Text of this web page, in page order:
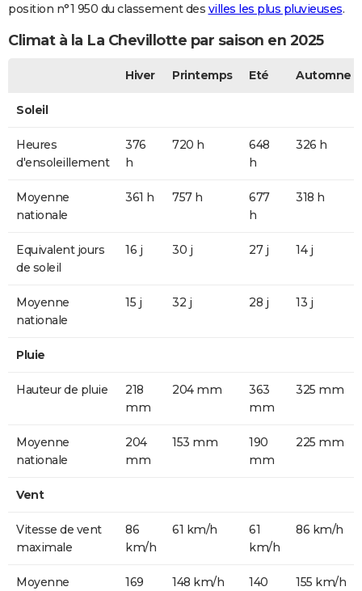
position n°1 950 du classement des villes les plus pluvieuses.
Climat à la La Chevillotte par saison en 2025
Hiver Printemps Eté Automne
Soleil
Heures
d'ensoleillement
376
h
720 h
648
h
326 h
Moyenne
nationale
361 h 757 h
677
h
318 h
Equivalent jours
de soleil
16 j 30 j 27 j 14 j
Moyenne
nationale
15 j 32 j 28 j 13 j
Pluie
Hauteur de pluie
218
mm
204 mm
363
mm
325 mm
Moyenne
nationale
204
mm
153 mm
190
mm
225 mm
Vent
Vitesse de vent
maximale
86
km/h
61 km/h
61
km/h
86 km/h
Moyenne
169
148 km/h
140
155 km/h